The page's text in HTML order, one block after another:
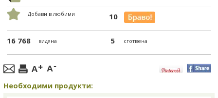
Добави в любими 10
16 768 видяна 5 сготвена
Необходими продукти: